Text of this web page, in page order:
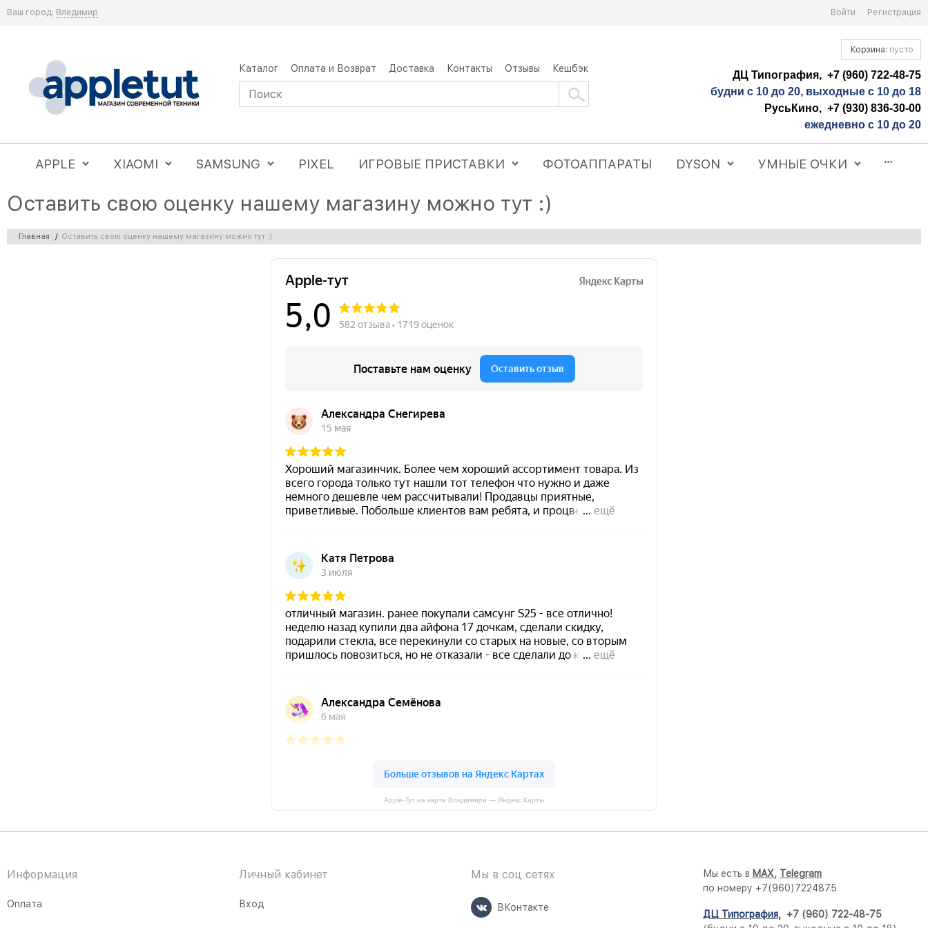
Ваш город: Владимир Войти Регистрация
Каталог Оплата и Возврат Доставка Контакты Отзывы Кешбэк
Корзина: пусто
ДЦ Типография, +7 (960) 722-48-75
будни с 10 до 20, выходные с 10 до 18
РусьКино, +7 (930) 836-30-00
ежедневно с 10 до 20
APPLE XIAOMI SAMSUNG PIXEL ИГРОВЫЕ ПРИСТАВКИ ФОТОАППАРАТЫ DYSON УМНЫЕ ОЧКИ
Оставить свою оценку нашему магазину можно тут :)
Главная / Оставить свою оценку нашему магазину можно тут :)
Apple-Тут на карте Владимира — Яндекс.Карты
Информация
Оплата
Личный кабинет
Вход
Мы в соц сетях
ВКонтакте
Мы есть в MAX, Telegram
по номеру +7(960)7224875
ДЦ Типография, +7 (960) 722-48-75